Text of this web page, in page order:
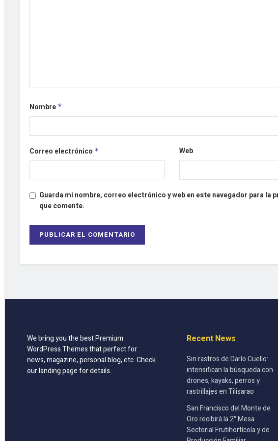
Nombre *
Correo electrónico * Web
Guarda mi nombre, correo electrónico y web en este navegador para la
que comente.
We bring you the best Premium
WordPress Themes that perfect for
news, magazine, personal blog, etc. Check
our landing page for details.
Recent News
Sin rastros de Darío Cuello:
intensifican la búsqueda con
drones, kayaks, perros y
rastrillajes en Tilisarao
San Francisco del Monte de
Oro recibirá la 2° Mesa
Sectorial Frutihortícola y de